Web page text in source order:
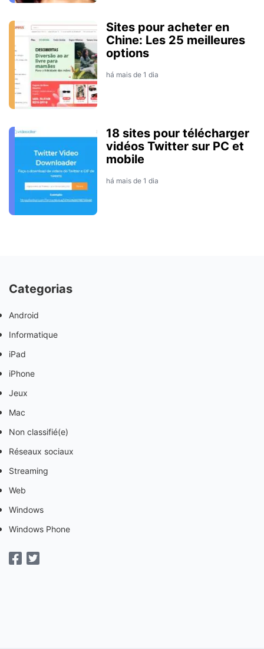
Sites pour acheter en
Chine: Les 25 meilleures
options
há mais de 1 dia
18 sites pour télécharger
vidéos Twitter sur PC et
mobile
há mais de 1 dia
Categorias
Android
Informatique
iPad
iPhone
Jeux
Mac
Non classifié(e)
Réseaux sociaux
Streaming
Web
Windows
Windows Phone